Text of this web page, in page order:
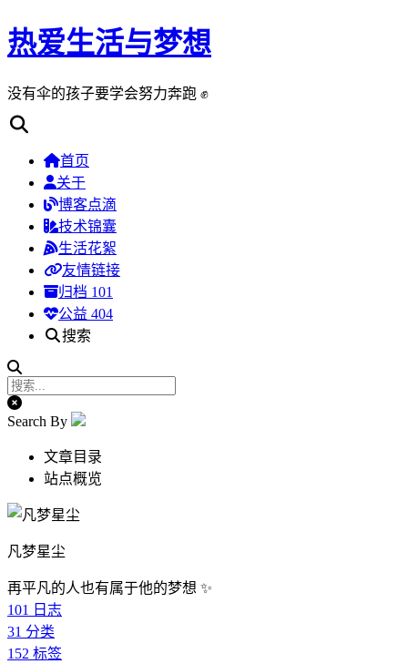
热爱生活与梦想
没有伞的孩子要学会努力奔跑 ✊
首页
关于
博客点滴
技术锦囊
生活花絮
友情链接
归档 101
公益 404
搜索
Search By
文章目录
站点概览
凡梦星尘
再平凡的人也有属于他的梦想 ✨
101
日志
31 分类
152 标签